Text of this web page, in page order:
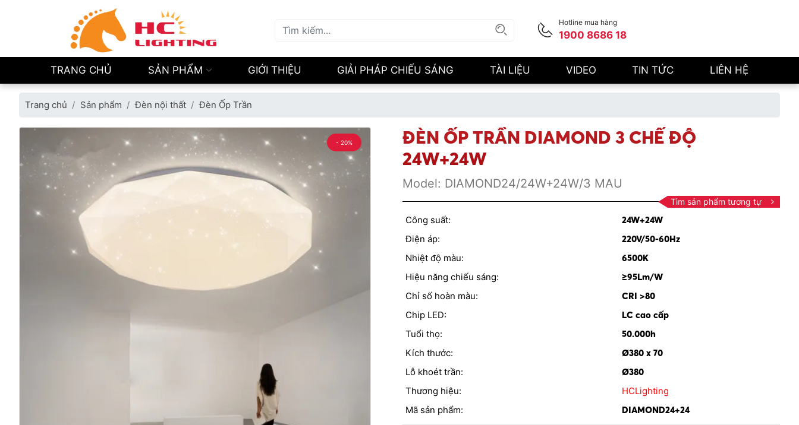
Hotline mua hàng
1900 8686 18
TRANG CHỦ SẢN PHẨM GIỚI THIỆU GIẢI PHÁP CHIẾU SÁNG TÀI LIỆU VIDEO TIN TỨC LIÊN HỆ
Trang chủ Sản phẩm Đèn nội thất Đèn Ốp Trần
- 20%
ĐÈN ỐP TRẦN DIAMOND 3 CHẾ ĐỘ
24W+24W
Model: DIAMOND24/24W+24W/3 MAU
Tìm sản phẩm tương tự
Công suất:
24W+24W
Điện áp:
220V/50-60Hz
Nhiệt độ màu:
6500K
Hiệu năng chiếu sáng:
≥95Lm/W
Chỉ số hoàn màu:
CRI >80
Chip LED:
LC cao cấp
Tuổi thọ:
50.000h
Kích thước:
Ø380 x 70
Lỗ khoét trần:
Ø380
Thương hiệu:
HCLighting
Mã sản phẩm:
DIAMOND24+24